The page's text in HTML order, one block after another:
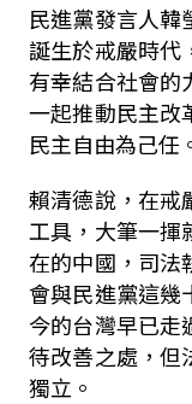
民進黨發言人
誕生於戒嚴時代
有幸結合社會的
一起推動民主改
民主自由為己任
賴清德說，在戒
工具，大筆一揮
在的中國，司法
會與民進黨這幾
今的台灣早已走
待改善之處，但
獨立。